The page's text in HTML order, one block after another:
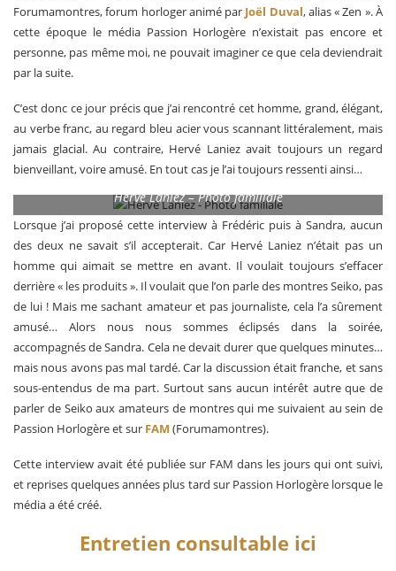
Forumamontres, forum horloger animé par Joël Duval, alias « Zen ». À
cette époque le média Passion Horlogère n’existait pas encore et
personne, pas même moi, ne pouvait imaginer ce que cela deviendrait
par la suite.
C’est donc ce jour précis que j’ai rencontré cet homme, grand, élégant,
au verbe franc, au regard bleu acier vous scannant littéralement, mais
jamais glacial. Au contraire, Hervé Laniez avait toujours un regard
bienveillant, voire amusé. En tout cas je l’ai toujours ressenti ainsi…
Hervé Laniez – Photo familiale
Lorsque j’ai proposé cette interview à Frédéric puis à Sandra, aucun
des deux ne savait s’il accepterait. Car Hervé Laniez n’était pas un
homme qui aimait se mettre en avant. Il voulait toujours s’effacer
derrière « les produits ». Il voulait que l’on parle des montres Seiko, pas
de lui ! Mais me sachant amateur et pas journaliste, cela l’a sûrement
amusé… Alors nous nous sommes éclipsés dans la soirée,
accompagnés de Sandra. Cela ne devait durer que quelques minutes…
mais nous avons pas mal tardé. Car la discussion était franche, et sans
sous-entendus de ma part. Surtout sans aucun intérêt autre que de
parler de Seiko aux amateurs de montres qui me suivaient au sein de
Passion Horlogère et sur FAM (Forumamontres).
Cette interview avait été publiée sur FAM dans les jours qui ont suivi,
et reprises quelques années plus tard sur Passion Horlogère lorsque le
média a été créé.
Entretien consultable ici